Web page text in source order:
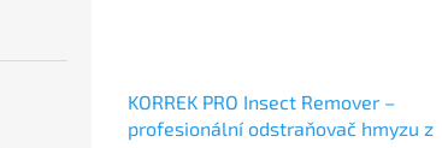
KORREK PRO Insect Remover –
profesionální odstraňovač hmyzu z